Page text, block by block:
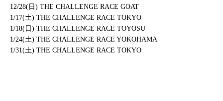
12/28(日) THE CHALLENGE RACE GOAT
1/17(土) THE CHALLENGE RACE TOKYO
1/18(日) THE CHALLENGE RACE TOYOSU
1/24(土) THE CHALLENGE RACE YOKOHAMA
1/31(土) THE CHALLENGE RACE TOKYO